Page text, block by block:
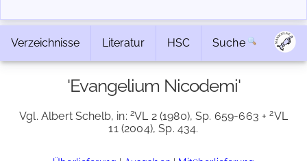
Verzeichnisse Literatur HSC Suche
'Evangelium Nicodemi'
Vgl. Albert Schelb, in: 2VL 2 (1980), Sp. 659-663 +2VL
11 (2004), Sp. 434.